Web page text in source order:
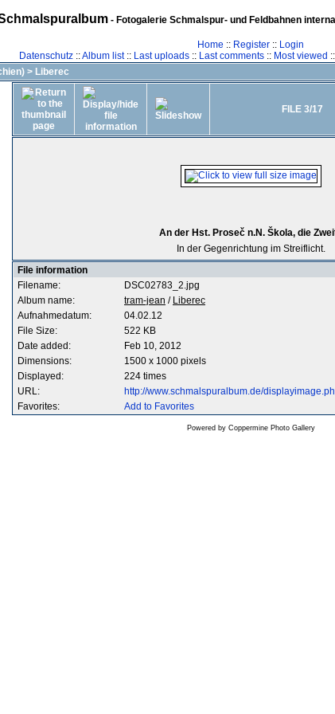
- Fotogalerie Schmalspur- und Feldbahnen
Home :: Register :: Login
Datenschutz::Album list:: Last uploads:: Last comments:: Most viewed ::
> Liberec
FILE 3/17
An der Hst. Proseč n.N. Škola, die
In der Gegenrichtung im Streiflicht.
File information
Filename:
DSC02783_2.jpg
Album name:
tram-jean / Liberec
Aufnahmedatum:
04.02.12
File Size:
522 KB
Date added:
Feb 10, 2012
Dimensions:
1500 x 1000 pixels
Displayed:
224 times
URL:
http://www.schmalspuralbum.de/
Favorites:
Add to Favorites
Powered by Coppermine Photo Gallery